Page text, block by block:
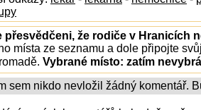
přesvědčeni, že rodiče v Hranicích
místa ze seznamu a dole připojte
Vybrané místo: zatím
sem nikdo nevložil žádný komentář.